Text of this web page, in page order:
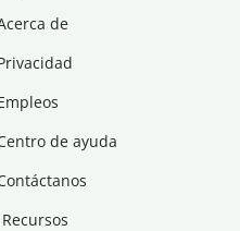
de
de ayuda
Recursos